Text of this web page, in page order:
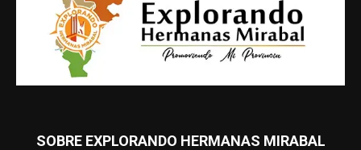
SOBRE EXPLORANDO HERMANAS MIRABAL